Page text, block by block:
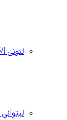
لتونی 🇱🇻
لیتوانی 🇱🇹